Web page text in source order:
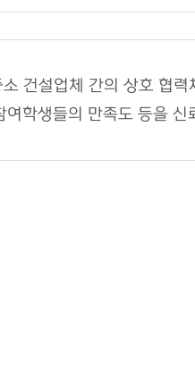
건설업체 간의 상호 협
학생들의 만족도 등을 신